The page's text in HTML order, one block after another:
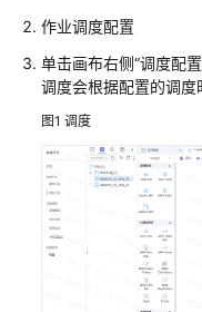
华
为
云
务
大
数
据
解
决
作业调度配置
单击画布右侧“调度配
调度会根据配置的调度
图1 调度